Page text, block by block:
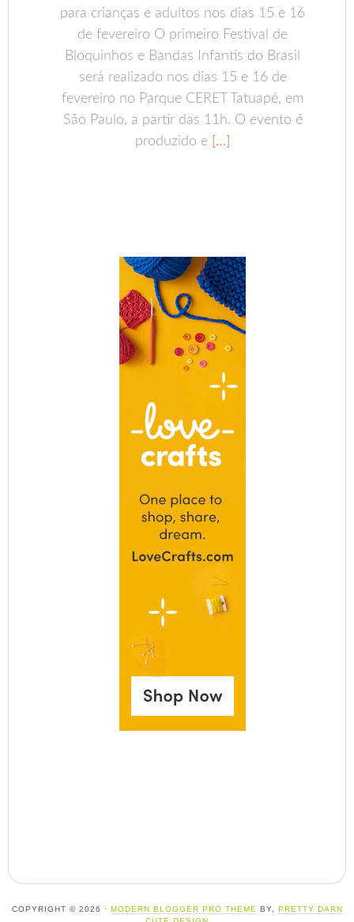
para crianças e adultos nos dias 15 e 16
de fevereiro O primeiro Festival de
Bloquinhos e Bandas Infantis do Brasil
será realizado nos dias 15 e 16 de
fevereiro no Parque CERET Tatuapé, em
São Paulo, a partir das 11h. O evento é
produzido e […]
COPYRIGHT © 2026 · MODERN BLOGGER PRO THEME BY, PRETTY DARN